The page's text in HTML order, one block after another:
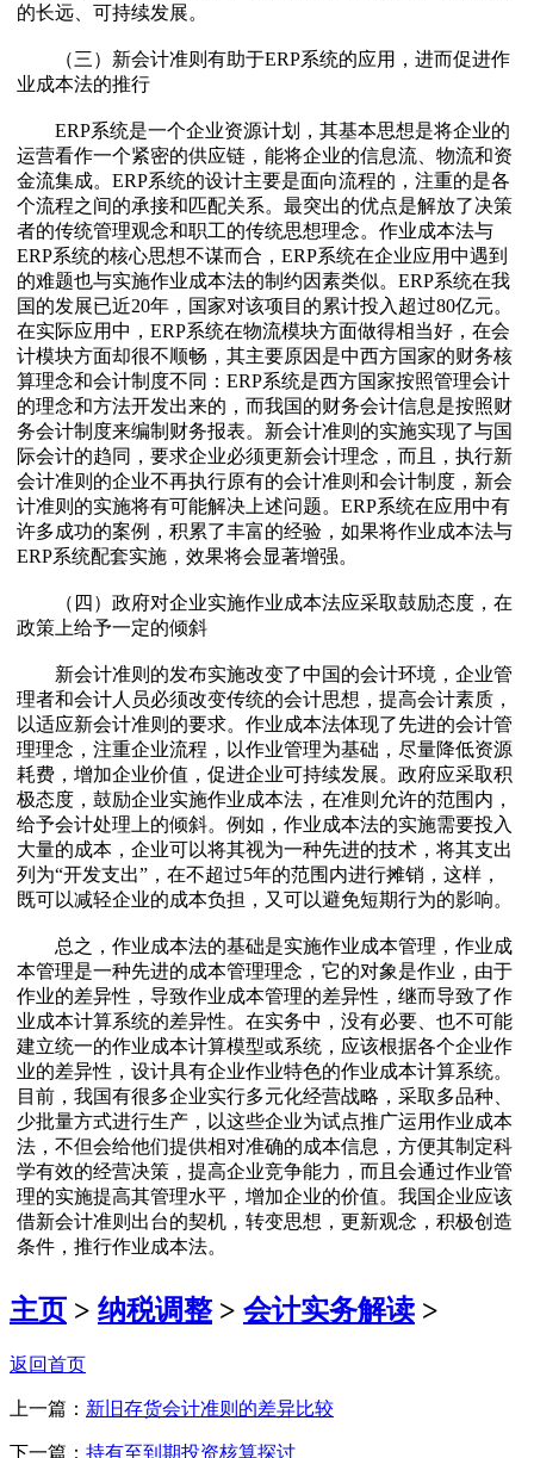
的长远、可持续发展。
（三）新会计准则有助于ERP系统的应用，进而促进作
业成本法的推行
ERP系统是一个企业资源计划，其基本思想是将企业的
运营看作一个紧密的供应链，能将企业的信息流、物流和资
金流集成。ERP系统的设计主要是面向流程的，注重的是各
个流程之间的承接和匹配关系。最突出的优点是解放了决策
者的传统管理观念和职工的传统思想理念。作业成本法与
ERP系统的核心思想不谋而合，ERP系统在企业应用中遇到
的难题也与实施作业成本法的制约因素类似。ERP系统在我
国的发展已近20年，国家对该项目的累计投入超过80亿元。
在实际应用中，ERP系统在物流模块方面做得相当好，在会
计模块方面却很不顺畅，其主要原因是中西方国家的财务核
算理念和会计制度不同：ERP系统是西方国家按照管理会计
的理念和方法开发出来的，而我国的财务会计信息是按照财
务会计制度来编制财务报表。新会计准则的实施实现了与国
际会计的趋同，要求企业必须更新会计理念，而且，执行新
会计准则的企业不再执行原有的会计准则和会计制度，新会
计准则的实施将有可能解决上述问题。ERP系统在应用中有
许多成功的案例，积累了丰富的经验，如果将作业成本法与
ERP系统配套实施，效果将会显著增强。
（四）政府对企业实施作业成本法应采取鼓励态度，在
政策上给予一定的倾斜
新会计准则的发布实施改变了中国的会计环境，企业管
理者和会计人员必须改变传统的会计思想，提高会计素质，
以适应新会计准则的要求。作业成本法体现了先进的会计管
理理念，注重企业流程，以作业管理为基础，尽量降低资源
耗费，增加企业价值，促进企业可持续发展。政府应采取积
极态度，鼓励企业实施作业成本法，在准则允许的范围内，
给予会计处理上的倾斜。例如，作业成本法的实施需要投入
大量的成本，企业可以将其视为一种先进的技术，将其支出
列为“开发支出”，在不超过5年的范围内进行摊销，这样，
既可以减轻企业的成本负担，又可以避免短期行为的影响。
总之，作业成本法的基础是实施作业成本管理，作业成
本管理是一种先进的成本管理理念，它的对象是作业，由于
作业的差异性，导致作业成本管理的差异性，继而导致了作
业成本计算系统的差异性。在实务中，没有必要、也不可能
建立统一的作业成本计算模型或系统，应该根据各个企业作
业的差异性，设计具有企业作业特色的作业成本计算系统。
目前，我国有很多企业实行多元化经营战略，采取多品种、
少批量方式进行生产，以这些企业为试点推广运用作业成本
法，不但会给他们提供相对准确的成本信息，方便其制定科
学有效的经营决策，提高企业竞争能力，而且会通过作业管
理的实施提高其管理水平，增加企业的价值。我国企业应该
借新会计准则出台的契机，转变思想，更新观念，积极创造
条件，推行作业成本法。
主页 > 纳税调整> 会计实务解读 >
返回首页
上一篇： 新旧存货会计准则的差异比较
下一篇： 持有至到期投资核算探讨